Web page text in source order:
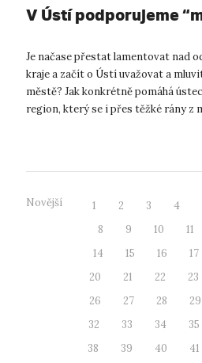
V Ústí podporujeme
Je načase přestat lamentovat nad
kraje a začít o Ústí uvažovat a
městě? Jak konkrétně pomáhá
region, který se i přes těžké rány z
Novější 1 2 3 4
8
9 10 11
14
15 16 17
20
21 22 23
26
27 28 29
32
33 34 35
38
39 40 41